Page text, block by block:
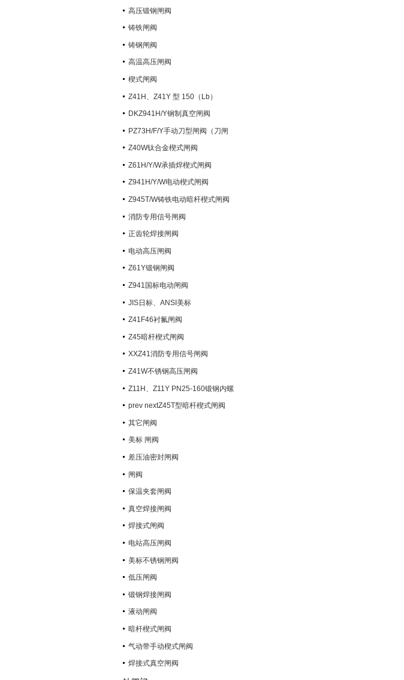
高压锻钢闸阀
铸铁闸阀
铸钢闸阀
高温高压闸阀
楔式闸阀
Z41H、Z41Y 型 150（Lb）
~600（Lb） 钢制楔式闸阀
DKZ941H/Y钢制真空闸阀
PZ73H/F/Y手动刀型闸阀（刀闸
阀）Z40W钛合金楔式闸阀
Z61H/Y/W承插焊楔式闸阀
Z941H/Y/W电动楔式闸阀
Z945T/W铸铁电动暗杆楔式闸阀
消防专用信号闸阀
正齿轮焊接闸阀
电动高压闸阀
Z61Y锻钢闸阀
Z941国标电动闸阀
JIS日标、ANSI美标
Z41F46衬氟闸阀
Z45暗杆楔式闸阀
XXZ41消防专用信号闸阀
Z41W不锈钢高压闸阀
Z11H、Z11Y PN25-160锻钢内螺
纹楔式闸阀
prev nextZ45T型暗杆楔式闸阀
其它闸阀
美标 闸阀
差压油密封闸阀
闸阀
保温夹套闸阀
真空焊接闸阀
焊接式闸阀
电站高压闸阀
美标不锈钢闸阀
低压闸阀
锻钢焊接闸阀
液动闸阀
暗杆楔式闸阀
气动带手动楔式闸阀
焊接式真空闸阀